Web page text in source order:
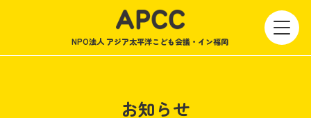
NPO法人 アジア太平洋こども会議・イン福岡
お知らせ